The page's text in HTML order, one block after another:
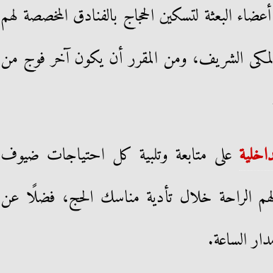
البعثة لتسكين الحجاج بالفنادق المخصصة لهم
الشريف، ومن المقرر أن يكون آخر فوج من
على متابعة وتلبية كل احتياجات ضيوف
لهم الراحة خلال تأدية مناسك الحج، فضلًا عن
الساعة.